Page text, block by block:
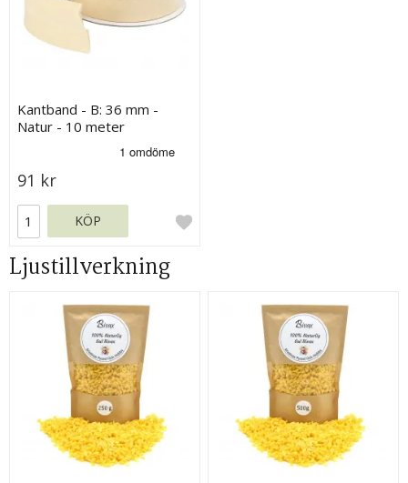
Kantband - B: 36 mm -
Natur - 10 meter
91 kr
KÖP
Ljustillverkning